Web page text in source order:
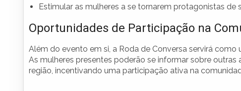
Estimular as mulheres a se tornarem protagonistas de
Oportunidades de Participação na
Além do evento em si, a Roda de Conversa servirá
As mulheres presentes poderão se informar sobre
região, incentivando uma participação ativa na